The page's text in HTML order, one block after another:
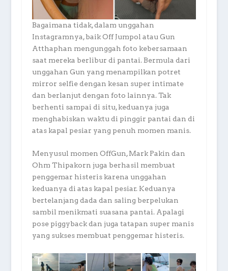
Bagaimana tidak, dalam unggahan
Instagramnya, baik Off Jumpol atau Gun
Atthaphan mengunggah foto kebersamaan
saat mereka berlibur di pantai. Bermula dari
unggahan Gun yang menampilkan potret
mirror selfie dengan kesan super intimate
dan berlanjut dengan foto lainnya. Tak
berhenti sampai di situ, keduanya juga
menghabiskan waktu di pinggir pantai dan di
atas kapal pesiar yang penuh momen manis.
Menyusul momen OffGun, Mark Pakin dan
Ohm Thipakorn juga berhasil membuat
penggemar histeris karena unggahan
keduanya di atas kapal pesiar. Keduanya
bertelanjang dada dan saling berpelukan
sambil menikmati suasana pantai. Apalagi
pose piggyback dan juga tatapan super manis
yang sukses membuat penggemar histeris.